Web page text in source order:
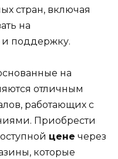
стран, включая
на
и поддержку.
на
отличным
работающих с
Приобрести
цене через
которые